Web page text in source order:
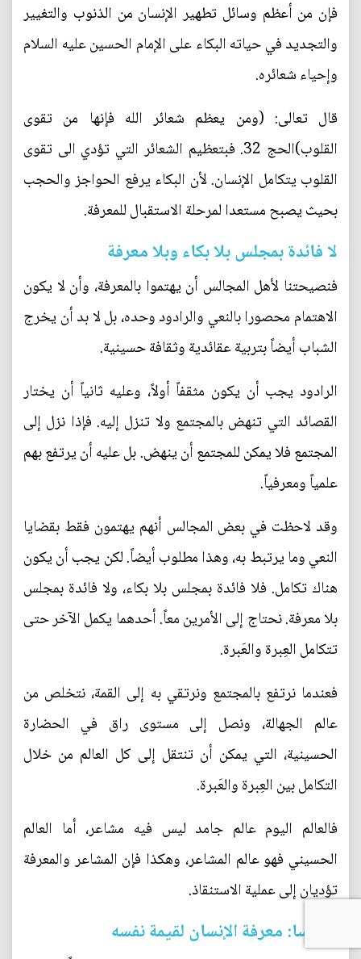
فإن من أعظم وسائل تطهير الإنسان من الذنوب والتغيير
والتجديد في حياته البكاء على الإمام الحسين عليه السلام
وإحياء شعائره.
قال تعالى: (ومن يعظم شعائر الله فإنها من تقوى
القلوب)الحج 32. فبتعظيم الشعائر التي تؤدي الى تقوى
القلوب يتكامل الإنسان. لأن البكاء يرفع الحواجز والحجب
بحيث يصبح مستعدا لمرحلة الاستقبال للمعرفة.
لا فائدة بمجلس بلا بكاء وبلا معرفة
فنصيحتنا لأهل المجالس أن يهتموا بالمعرفة، وأن لا يكون
الاهتمام محصورا بالنعي والرادود وحده، بل لا بد أن يخرج
الشباب أيضاً بتربية عقائدية وثقافة حسينية.
الرادود يجب أن يكون مثقفاً أولاً، وعليه ثانياً أن يختار
القصائد التي تنهض بالمجتمع ولا تنزل إليه. فإذا نزل إلى
المجتمع فلا يمكن للمجتمع أن ينهض. بل عليه أن يرتفع بهم
علمياً ومعرفياً.
وقد لاحظت في بعض المجالس أنهم يهتمون فقط بقضايا
النعي وما يرتبط به، وهذا مطلوب أيضاً. لكن يجب أن يكون
هناك تكامل. فلا فائدة بمجلس بلا بكاء، ولا فائدة بمجلس
بلا معرفة. نحتاج إلى الأمرين معاً. أحدهما يكمل الآخر حتى
تتكامل العِبرة والعَبرة.
فعندما نرتفع بالمجتمع ونرتقي به إلى القمة، نتخلص من
عالم الجهالة، ونصل إلى مستوى راق في الحضارة
الحسينية، التي يمكن أن تنتقل إلى كل العالم من خلال
التكامل بين العِبرة والعَبرة.
فالعالم اليوم عالم جامد ليس فيه مشاعر، أما العالم
الحسيني فهو عالم المشاعر، وهكذا فإن المشاعر والمعرفة
تؤديان إلى عملية الاستنقاذ.
خامسا: معرفة الإنسان لقيمة نفسه